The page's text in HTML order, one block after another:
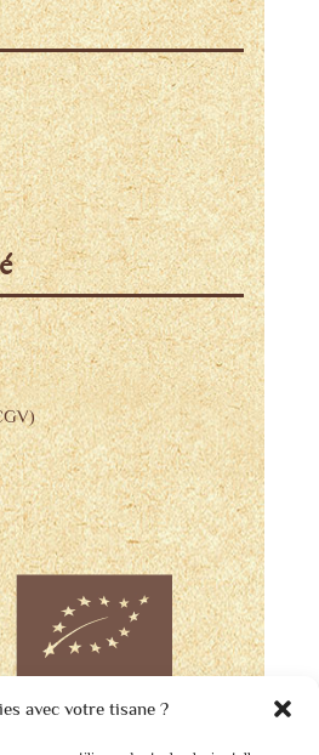
avec votre tisane ?